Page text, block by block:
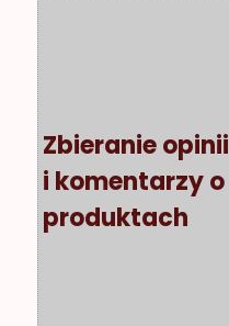
Zbieranie opinii
i komentarzy o
produktach